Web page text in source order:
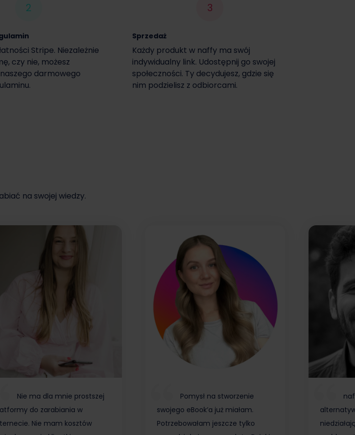
2
Stripe. Niezależnie
czy nie, możesz
darmowego
3
Sprzedaż
Każdy produkt w naffy ma swój
indywidualny link. Udostępnij go swojej
społeczności. Ty decydujesz, gdzie się
nim podzielisz z odbiorcami.
na swojej wiedzy.
Nie ma dla mnie prostszej
do zarabiania w
Nie mam kosztów
Pomysł na stworzenie
swojego eBook’a już miałam.
Potrzebowałam jeszcze tylko